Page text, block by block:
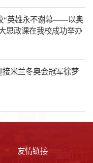
“英雄永不谢幕——以奥
思政课在我校成功举办
米兰冬奥会冠军徐梦
友情链接